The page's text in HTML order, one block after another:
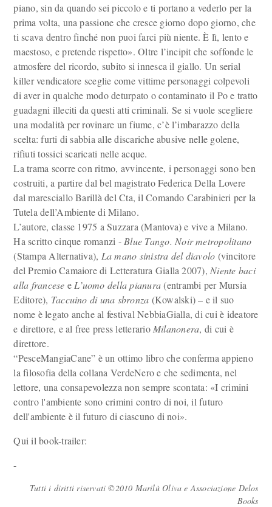
piano, sin da quando sei piccolo e ti portano a vederlo per la
prima volta, una passione che cresce giorno dopo giorno, che
ti scava dentro finché non puoi farci più niente. È lì, lento e
maestoso, e pretende rispetto». Oltre l’incipit che soffonde le
atmosfere del ricordo, subito si innesca il giallo. Un serial
killer vendicatore sceglie come vittime personaggi colpevoli
di aver in qualche modo deturpato o contaminato il Po e tratto
guadagni illeciti da questi atti criminali. Se si vuole scegliere
una modalità per rovinare un fiume, c’è l’imbarazzo della
scelta: furti di sabbia alle discariche abusive nelle golene,
rifiuti tossici scaricati nelle acque.
La trama scorre con ritmo, avvincente, i personaggi sono ben
costruiti, a partire dal bel magistrato Federica Della Lovere
dal maresciallo Barillà del Cta, il Comando Carabinieri per la
Tutela dell’Ambiente di Milano.
L’autore, classe 1975 a Suzzara (Mantova) e vive a Milano.
Ha scritto cinque romanzi - Blue Tango. Noir metropolitano
(Stampa Alternativa), La mano sinistra del diavolo (vincitore
del Premio Camaiore di Letteratura Gialla 2007), Niente baci
alla francese e L’uomo della pianura(entrambi per Mursia
Editore), Taccuino di una sbronza (Kowalski) – e il suo
nome è legato anche al festival NebbiaGialla, di cui è ideatore
e direttore, e al free press letterario Milanonera, di cui è
direttore.
“PesceMangiaCane” è un ottimo libro che conferma appieno
la filosofia della collana VerdeNero e che sedimenta, nel
lettore, una consapevolezza non sempre scontata: «I crimini
contro l'ambiente sono crimini contro di noi, il futuro
dell'ambiente è il futuro di ciascuno di noi».
Qui il book-trailer:
-
Tutti i diritti riservati ©2010 Marilù Oliva e Associazione Delos
Books